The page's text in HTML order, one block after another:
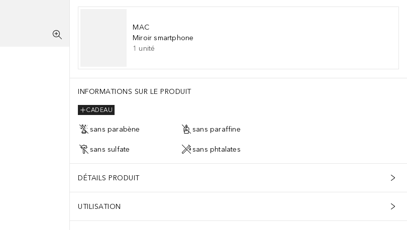
MAC
Miroir smartphone
1 unité
INFORMATIONS SUR LE PRODUIT
CADEAU
sans parabène sans paraffine
sans sulfate sans phtalates
DÉTAILS PRODUIT
UTILISATION